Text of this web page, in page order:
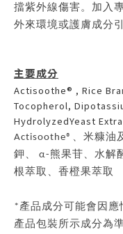
擋紫外線傷害。加入
外來環境或護膚成分
主要成分
Actisoothe® , Rice
Tocopherol,
HydrolyzedYeast
Actisoothe®、米糠油
鉀、 α-熊果苷、水解
根萃取、香橙果萃取
*產品成分可能會因
產品包裝所示成分為準